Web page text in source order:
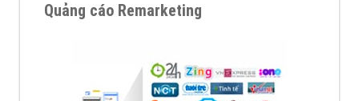
Quảng cáo Remarketing